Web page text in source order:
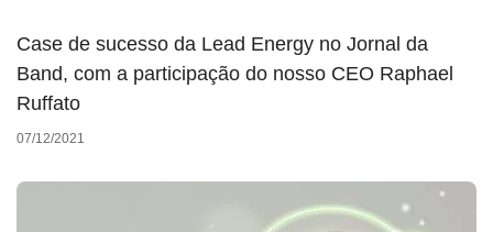
Case de sucesso da Lead Energy no Jornal da
Band, com a participação do nosso CEO Raphael
Ruffato
07/12/2021